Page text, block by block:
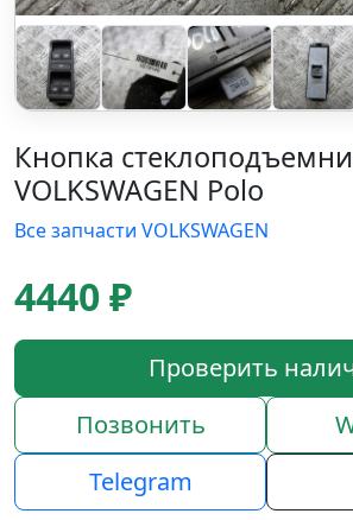
Кнопка
VOLKSWAGEN Polo
Все запчасти VOLKSWAGEN
4440 ₽
Проверить
Позвонить
Telegram